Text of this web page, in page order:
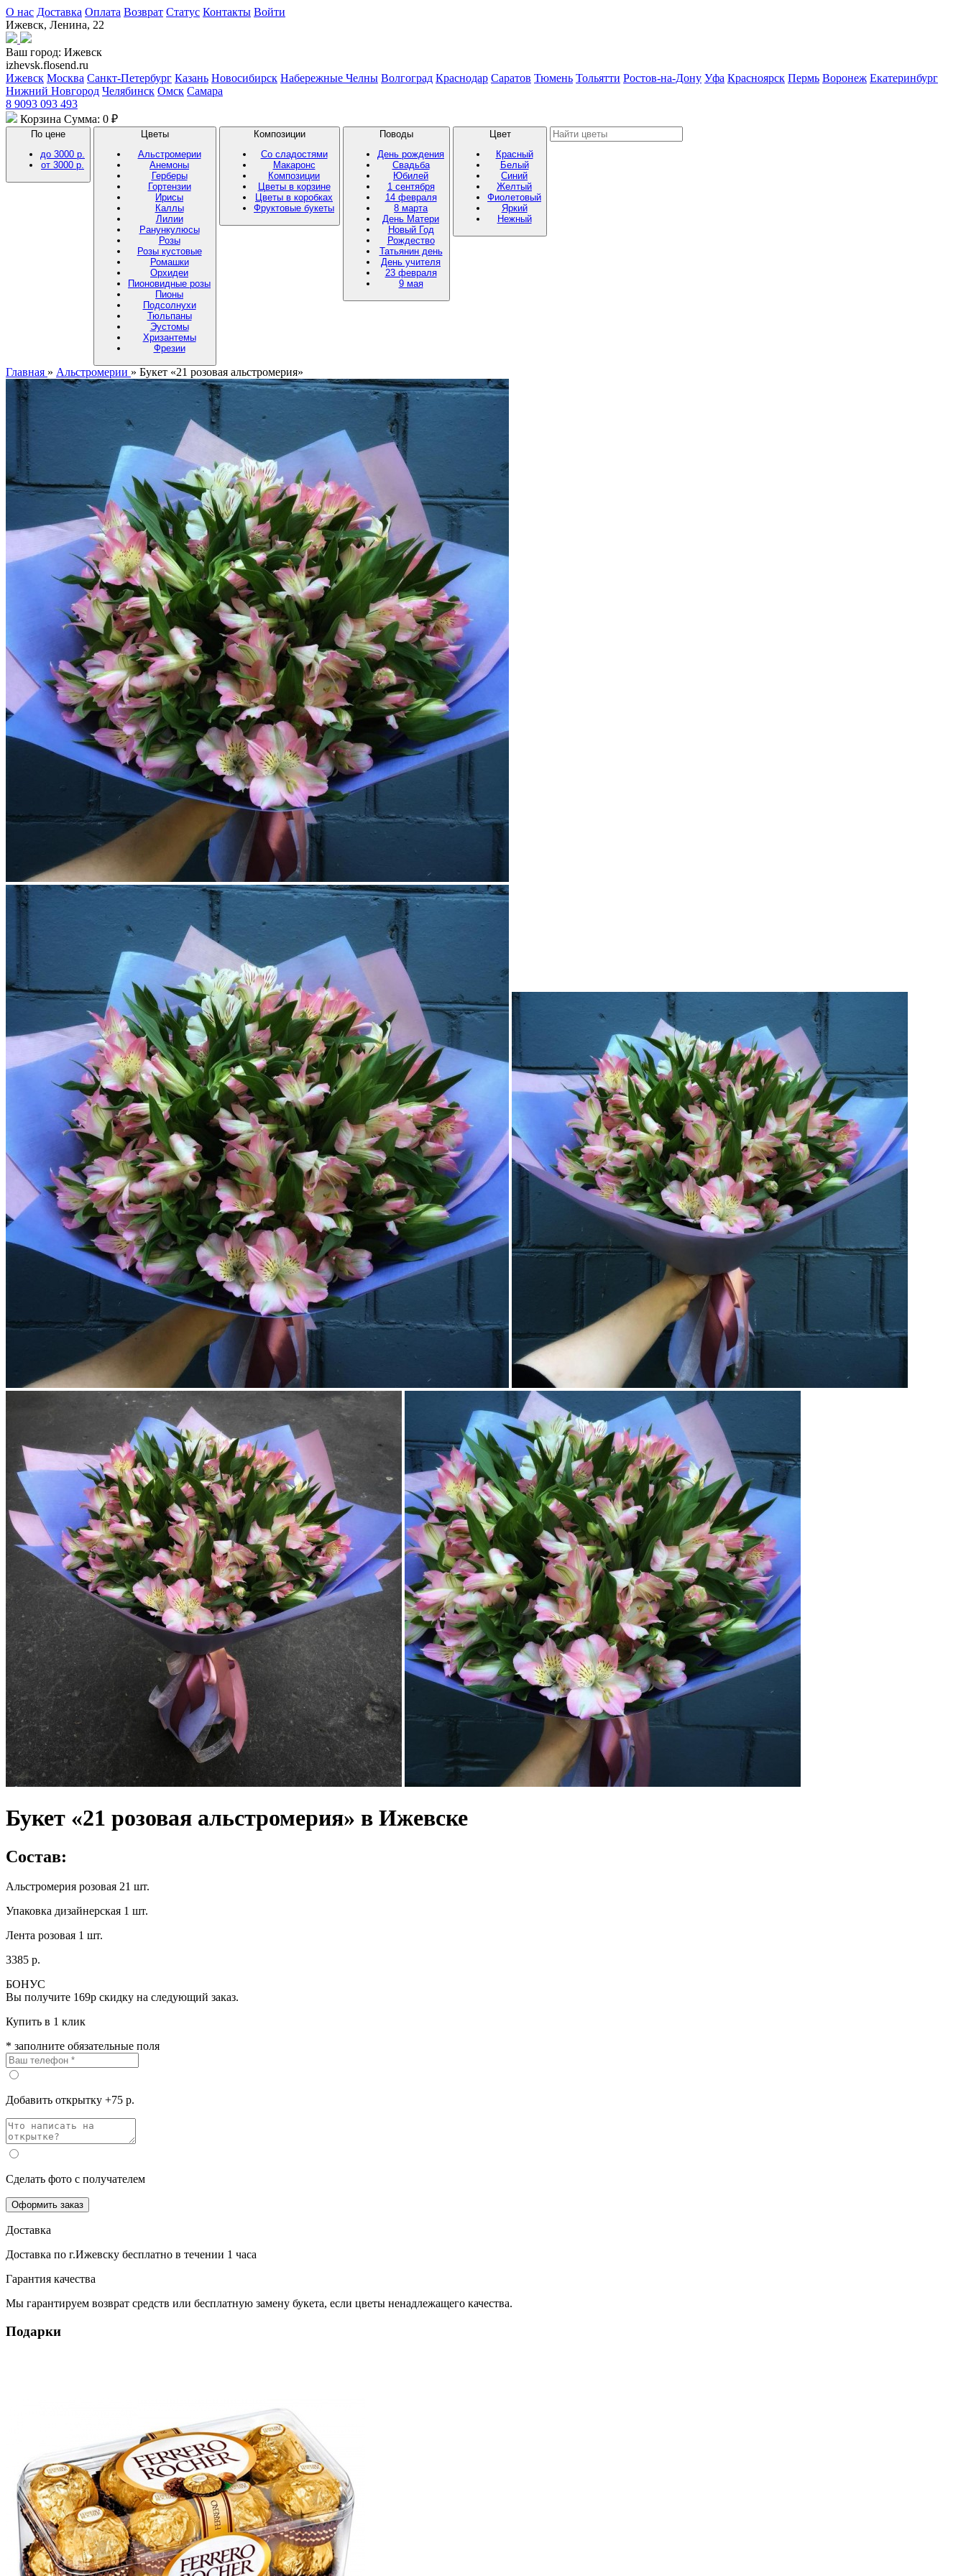
О нас Доставка Оплата Возврат Статус Контакты Войти
Ижевск, Ленина, 22
Ваш город: Ижевск
izhevsk.flosend.ru
Ижевск Москва Санкт-Петербург Казань Новосибирск Набережные Челны Волгоград Краснодар Саратов Тюмень Тольятти Ростов-на-Дону Уфа Красноярск Пермь Воронеж Екатеринбург
Нижний Новгород Челябинск Омск Самара
8 9093 093 493
Корзина Сумма: 0 ₽
По цене
до 3000 р.
от 3000 р.
Цветы
Альстромерии
Анемоны
Герберы
Гортензии
Ирисы
Каллы
Лилии
Ранункулюсы
Розы
Розы кустовые
Ромашки
Орхидеи
Пионовидные розы
Пионы
Подсолнухи
Тюльпаны
Эустомы
Хризантемы
Фрезии
Композиции
Со сладостями
Макаронс
Композиции
Цветы в корзине
Цветы в коробках
Фруктовые букеты
Поводы
День рождения
Свадьба
Юбилей
1 сентября
14 февраля
8 марта
День Матери
Новый Год
Рождество
Татьянин день
День учителя
23 февраля
9 мая
Цвет
Красный
Белый
Синий
Желтый
Фиолетовый
Яркий
Нежный
Главная » Альстромерии » Букет «21 розовая альстромерия»
Букет «21 розовая альстромерия» в Ижевске
Состав:
Альстромерия розовая 21 шт.
Упаковка дизайнерская 1 шт.
Лента розовая 1 шт.
3385 р.
БОНУС
Вы получите 169р скидку на следующий заказ.
Купить в 1 клик
* заполните обязательные поля
Добавить открытку +75 р.
Сделать фото с получателем
Оформить заказ
Доставка
Доставка по г.Ижевску бесплатно в течении 1 часа
Гарантия качества
Мы гарантируем возврат средств или бесплатную замену букета, если цветы ненадлежащего качества.
Подарки